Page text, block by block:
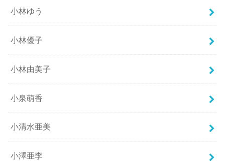
小林ゆう
小林優子
小林由美子
小泉萌香
小清水亜美
小澤亜李